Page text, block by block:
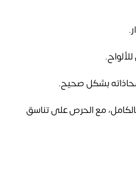
بشكل صحيح.
مع الحرص على تناسق